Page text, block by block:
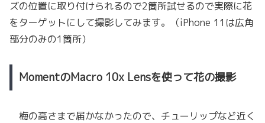
ズの位置に取り付けられるので2箇所試せるので実際に花
をターゲットにして撮影してみます。（iPhone 11は広角
部分のみの1箇所）
MomentのMacro 10x Lensを使って花の撮影
梅の高さまで届かなかったので、チューリップなど近く